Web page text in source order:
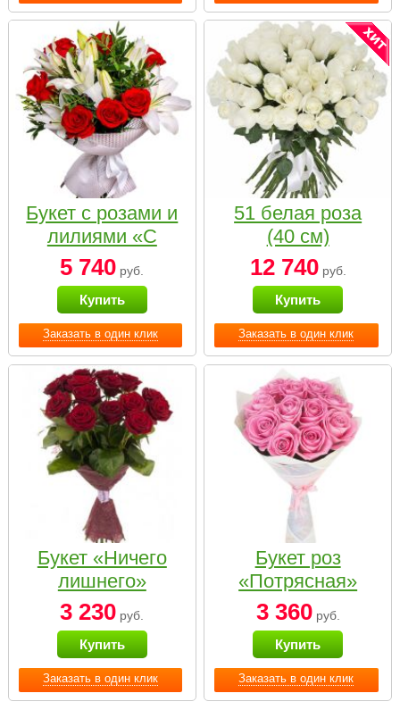
Заказать в один клик
Букет с розами и
лилиями «С
наилучшими
пожеланиями»
5 740 руб.
Купить
Заказать в один клик
51 белая роза
(40 см)
12 740руб.
Купить
Заказать в один клик
Букет «Ничего
лишнего»
3 230 руб.
Купить
Заказать в один клик
Букет роз
«Потрясная»
3 360руб.
Купить